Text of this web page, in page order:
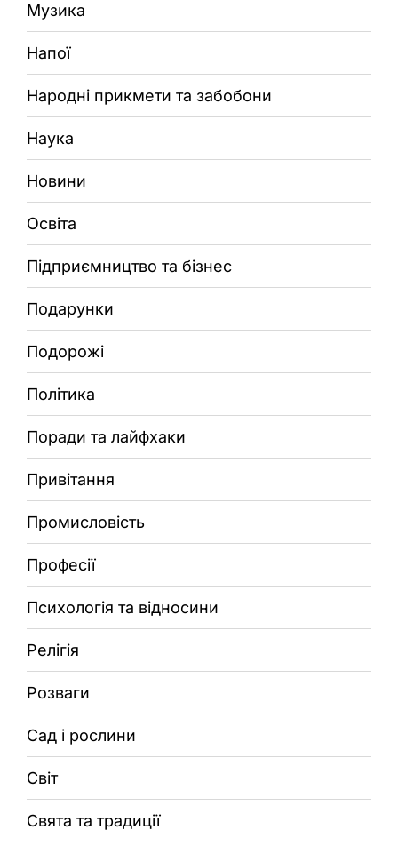
Музика
Напої
Народні прикмети та забобони
Наука
Новини
Освіта
Підприємництво та бізнес
Подарунки
Подорожі
Політика
Поради та лайфхаки
Привітання
Промисловість
Професії
Психологія та відносини
Релігія
Розваги
Сад і рослини
Світ
Свята та традиції